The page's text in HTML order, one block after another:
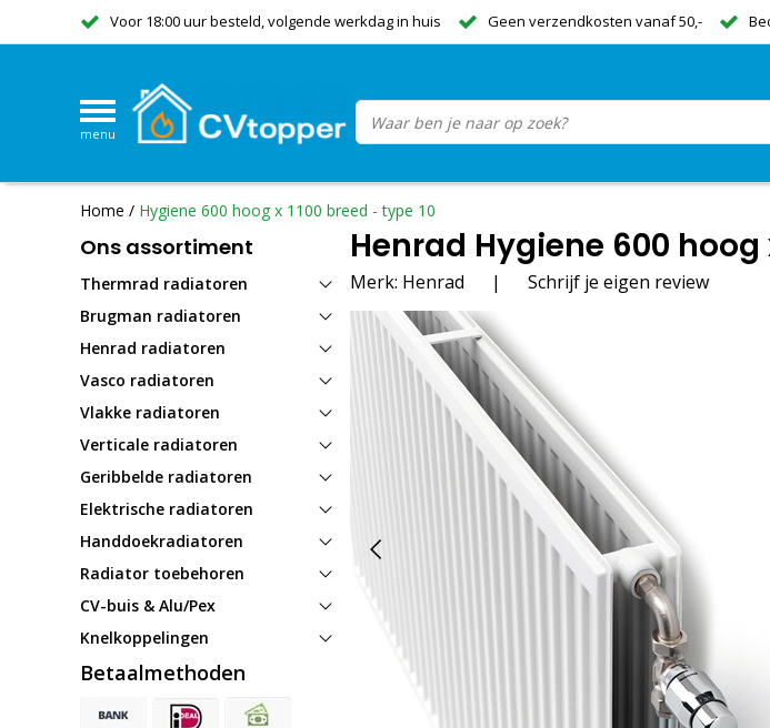
Voor 18:00 uur besteld, volgende werkdag in huis Geen verzendkosten vanaf 50,-
menu
Home / Hygiene 600 hoog x 1100 breed - type 10
Ons assortiment
Thermrad radiatoren
Brugman radiatoren
Henrad radiatoren
Vasco radiatoren
Vlakke radiatoren
Verticale radiatoren
Geribbelde radiatoren
Elektrische radiatoren
Handdoekradiatoren
Radiator toebehoren
CV-buis & Alu/Pex
Knelkoppelingen
Betaalmethoden
Henrad Hygiene 600 hoog
Merk: Henrad | Schrijf je eigen review